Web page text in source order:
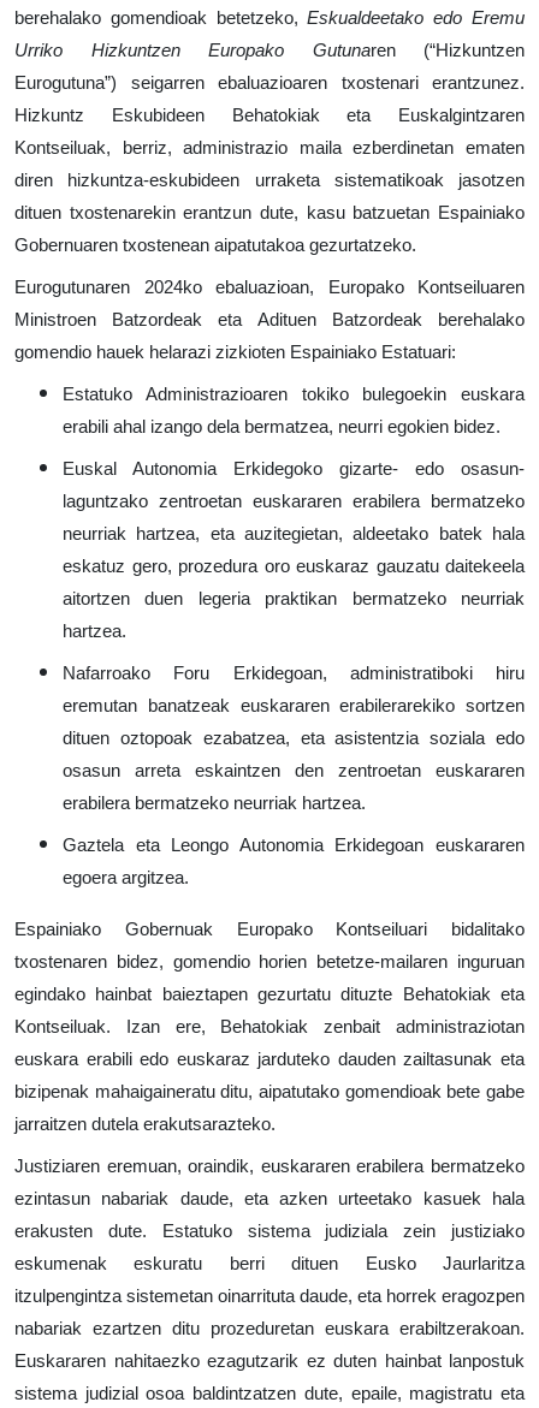
berehalako gomendioak betetzeko,Eskualdeetako edo Eremu
Urriko Hizkuntzen Europako Gutunaren (“Hizkuntzen
Eurogutuna”) seigarren ebaluazioaren txostenari erantzunez.
Hizkuntz Eskubideen Behatokiak eta Euskalgintzaren
Kontseiluak, berriz, administrazio maila ezberdinetan ematen
diren hizkuntza-eskubideen urraketa sistematikoak jasotzen
dituen txostenarekin erantzun dute, kasu batzuetan Espainiako
Gobernuaren txostenean aipatutakoa gezurtatzeko.
Eurogutunaren 2024ko ebaluazioan, Europako Kontseiluaren
Ministroen Batzordeak eta Adituen Batzordeak berehalako
gomendio hauek helarazi zizkioten Espainiako Estatuari:
Estatuko Administrazioaren tokiko bulegoekin euskara
erabili ahal izango dela bermatzea, neurri egokien bidez.
Euskal Autonomia Erkidegoko gizarte- edo osasun-
laguntzako zentroetan euskararen erabilera bermatzeko
neurriak hartzea, eta auzitegietan, aldeetako batek hala
eskatuz gero, prozedura oro euskaraz gauzatu daitekeela
aitortzen duen legeria praktikan bermatzeko neurriak
hartzea.
Nafarroako Foru Erkidegoan, administratiboki hiru
eremutan banatzeak euskararen erabilerarekiko sortzen
dituen oztopoak ezabatzea, eta asistentzia soziala edo
osasun arreta eskaintzen den zentroetan euskararen
erabilera bermatzeko neurriak hartzea.
Gaztela eta Leongo Autonomia Erkidegoan euskararen
egoera argitzea.
Espainiako Gobernuak Europako Kontseiluari bidalitako
txostenaren bidez, gomendio horien betetze-mailaren inguruan
egindako hainbat baieztapen gezurtatu dituzte Behatokiak eta
Kontseiluak. Izan ere, Behatokiak zenbait administraziotan
euskara erabili edo euskaraz jarduteko dauden zailtasunak eta
bizipenak mahaigaineratu ditu, aipatutako gomendioak bete gabe
jarraitzen dutela erakutsarazteko.
Justiziaren eremuan, oraindik, euskararen erabilera bermatzeko
ezintasun nabariak daude, eta azken urteetako kasuek hala
erakusten dute. Estatuko sistema judiziala zein justiziako
eskumenak eskuratu berri dituen Eusko Jaurlaritza
itzulpengintza sistemetan oinarrituta daude, eta horrek eragozpen
nabariak ezartzen ditu prozeduretan euskara erabiltzerakoan.
Euskararen nahitaezko ezagutzarik ez duten hainbat lanpostuk
sistema judizial osoa baldintzatzen dute, epaile, magistratu eta